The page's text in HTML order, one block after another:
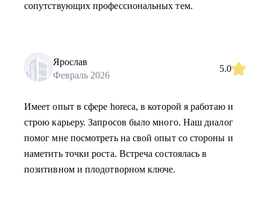
сопутствующих профессиональных тем.
Ярослав
Февраль 2026
5.0
Имеет опыт в сфере horeca, в которой я работаю и
строю карьеру. Запросов было много. Наш диалог
помог мне посмотреть на свой опыт со стороны и
наметить точки роста. Встреча состоялась в
позитивном и плодотворном ключе.